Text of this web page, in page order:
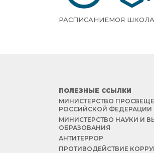
РАСПИСАНИЕМОЯ ШКОЛА
ПОЛЕЗНЫЕ ССЫЛКИ
МИНИСТЕРСТВО
РОССИЙСКОЙ ФЕДЕРАЦИИ
МИНИСТЕРСТВО НАУКИ И
ОБРАЗОВАНИЯ
АНТИТЕРРОР
ПРОТИВОДЕЙСТВИЕ